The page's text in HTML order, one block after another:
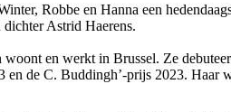
Robbe en Hanna een
Astrid Haerens.
en werkt in Brussel. Ze
de C. Buddingh’-prijs 2023.